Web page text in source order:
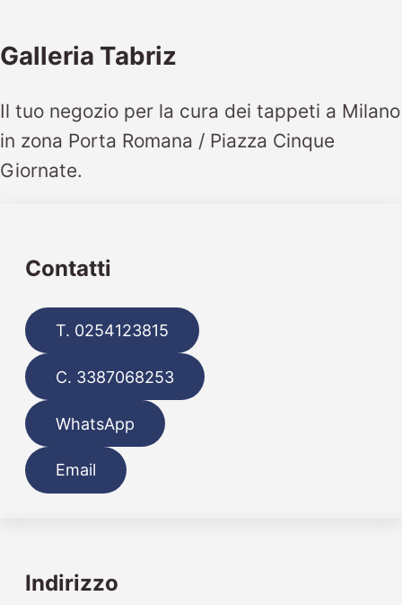
Galleria Tabriz
Il tuo negozio per la cura dei tappeti a Milano
in zona Porta Romana / Piazza Cinque
Giornate.
Contatti
T. 0254123815
C. 3387068253
WhatsApp
Email
Indirizzo